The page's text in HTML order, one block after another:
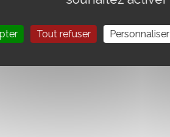
efficaces
Tout refuser Personnaliser